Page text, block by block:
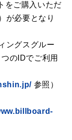
をご購入いただ
が必要となり
ングスグルー
のIDでご利用
参照）